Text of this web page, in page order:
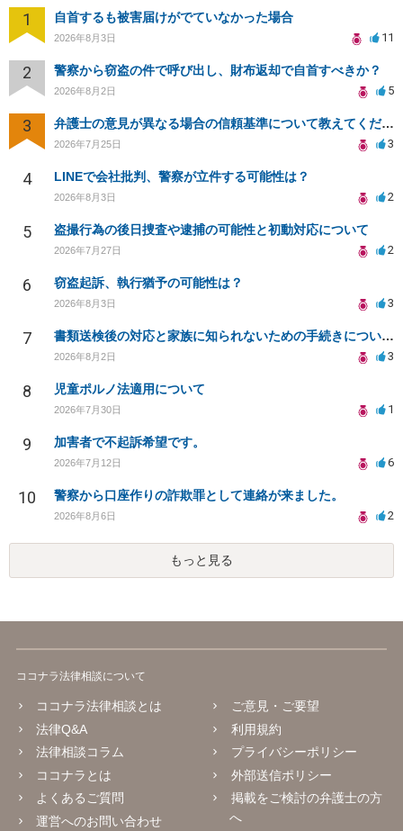
1 自首するも被害届けがでていなかった場合
2026年8月3日 11
2 警察から窃盗の件で呼び出し、財布返却で自首すべきか？
2026年8月2日 5
3 弁護士の意見が異なる場合の信頼基準について教えてください
2026年7月25日 3
4 LINEで会社批判、警察が立件する可能性は？
2026年8月3日 2
5 盗撮行為の後日捜査や逮捕の可能性と初動対応について
2026年7月27日 2
6 窃盗起訴、執行猶予の可能性は？
2026年8月3日 3
7 書類送検後の対応と家族に知られないための手続きについて相談
2026年8月2日 3
8 児童ポルノ法適用について
2026年7月30日 1
9 加害者で不起訴希望です。
2026年7月12日 6
10 警察から口座作りの詐欺罪として連絡が来ました。
2026年8月6日 2
もっと見る
ココナラ法律相談について
ココナラ法律相談とは
法律Q&A
法律相談コラム
ココナラとは
よくあるご質問
運営へのお問い合わせ
ご意見・ご要望
利用規約
プライバシーポリシー
外部送信ポリシー
掲載をご検討の弁護士の方
へ